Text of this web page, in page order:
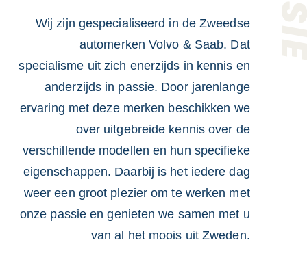
Wij zijn gespecialiseerd in de Zweedse
automerken Volvo & Saab. Dat
specialisme uit zich enerzijds in kennis en
anderzijds in passie. Door jarenlange
ervaring met deze merken beschikken we
over uitgebreide kennis over de
verschillende modellen en hun specifieke
eigenschappen. Daarbij is het iedere dag
weer een groot plezier om te werken met
onze passie en genieten we samen met u
van al het moois uit Zweden.